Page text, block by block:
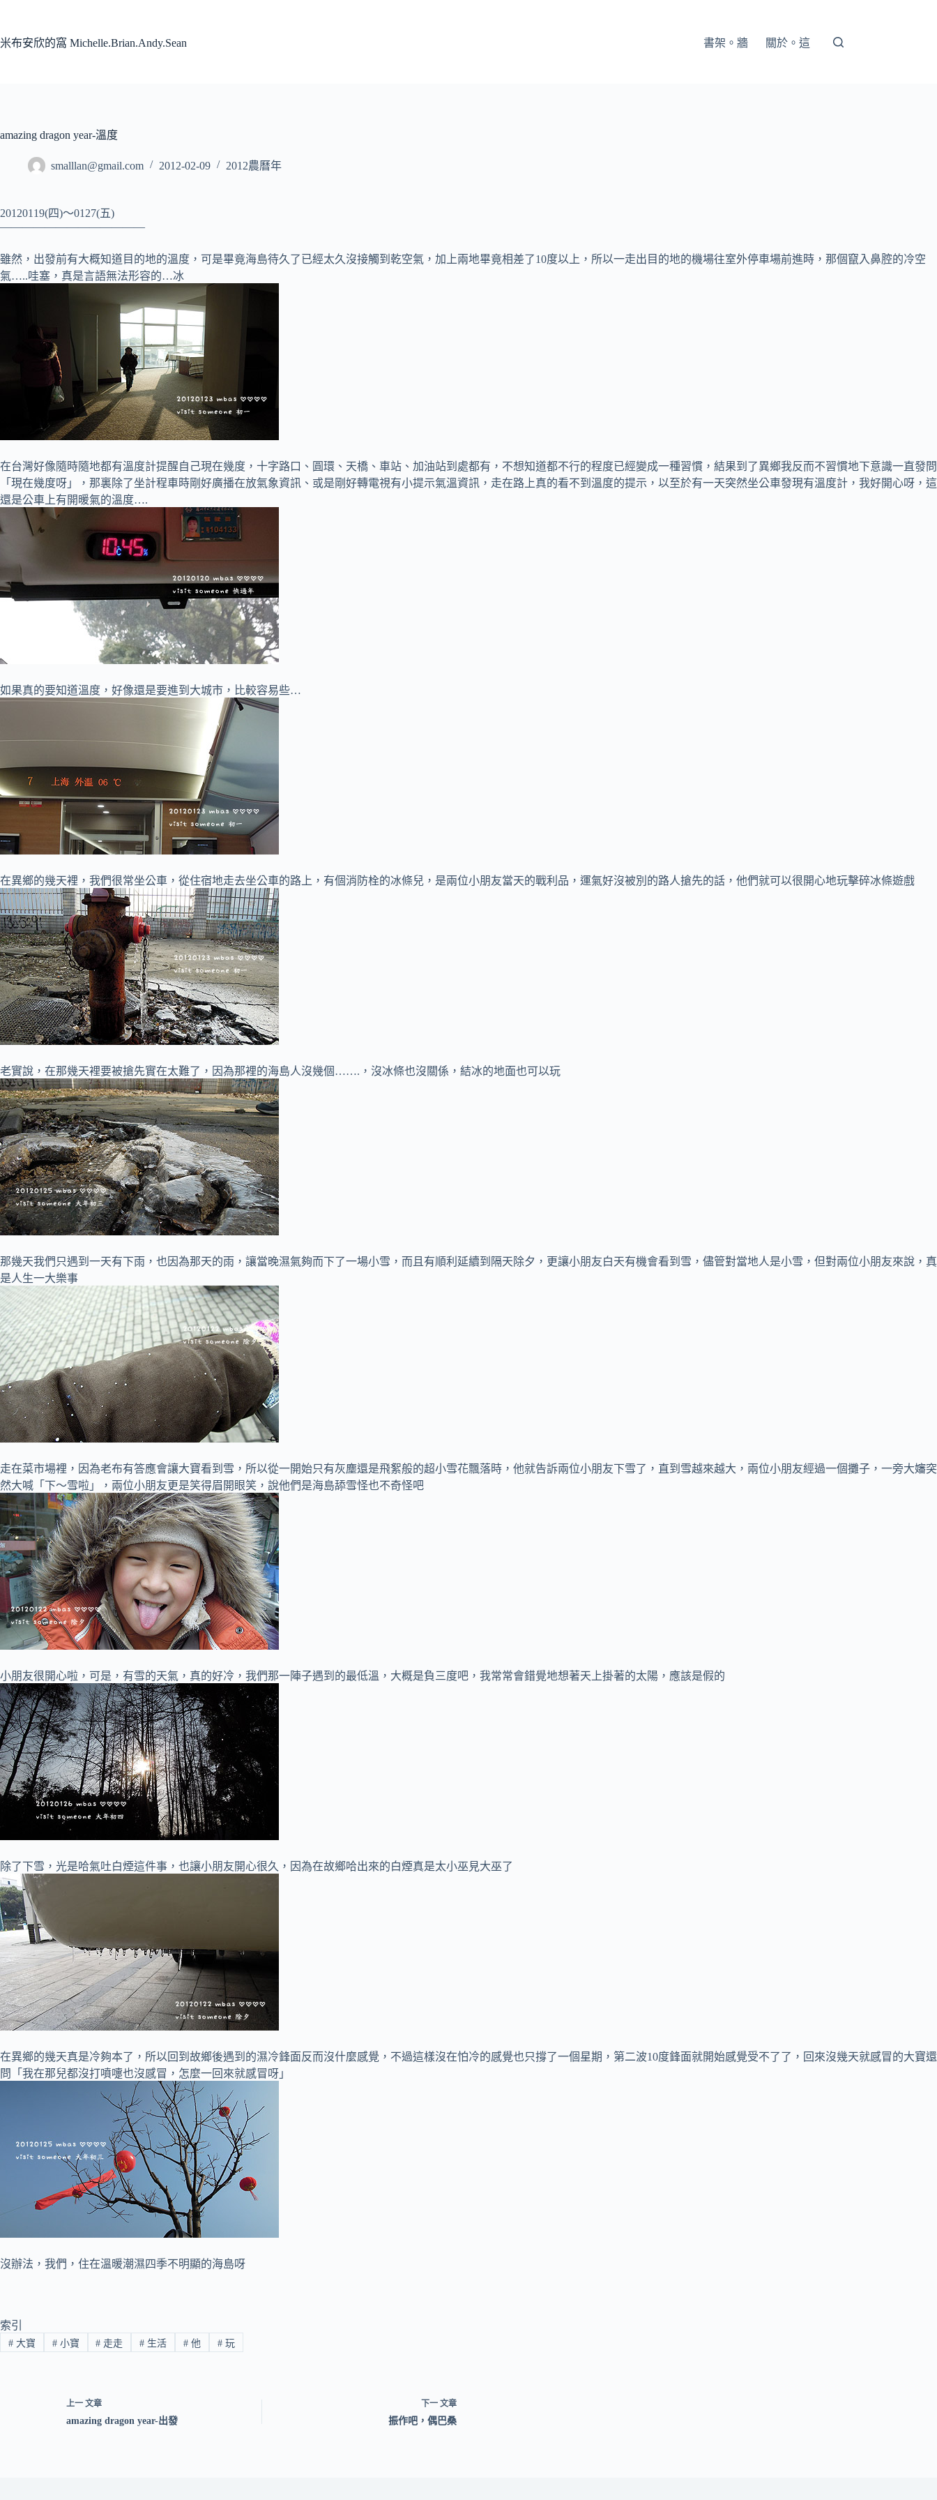
主
米布安欣的窩 Michelle.Brian.Andy.Sean 書架。牆 關於。這
amazing dragon year-溫度
smalllan@gmail.com 2012-02-09 2012農曆年
20120119(四)～0127(五)
—————————————
雖然，出發前有大概知道目的地的溫度，可是畢竟海島待久了已經太久沒接觸到乾空氣，加上兩地畢竟相差了10度以上，所以一走出目的地的機場往室外停車場前進時，那個竄入鼻腔的冷空
氣…..哇塞，真是言語無法形容的…冰
在台灣好像隨時隨地都有溫度計提醒自己現在幾度，十字路口、圓環、天橋、車站、加油站到處都有，不想知道都不行的程度已經變成一種習慣，結果到了異鄉我反而不習慣地下意識一直發問
「現在幾度呀」，那裏除了坐計程車時剛好廣播在放氣象資訊、或是剛好轉電視有小提示氣溫資訊，走在路上真的看不到溫度的提示，以至於有一天突然坐公車發現有溫度計，我好開心呀，這
還是公車上有開暖氣的溫度….
如果真的要知道溫度，好像還是要進到大城市，比較容易些…
在異鄉的幾天裡，我們很常坐公車，從住宿地走去坐公車的路上，有個消防栓的冰條兒，是兩位小朋友當天的戰利品，運氣好沒被別的路人搶先的話，他們就可以很開心地玩擊碎冰條遊戲
老實說，在那幾天裡要被搶先實在太難了，因為那裡的海島人沒幾個…….，沒冰條也沒關係，結冰的地面也可以玩
那幾天我們只遇到一天有下雨，也因為那天的雨，讓當晚濕氣夠而下了一場小雪，而且有順利延續到隔天除夕，更讓小朋友白天有機會看到雪，儘管對當地人是小雪，但對兩位小朋友來說，真
是人生一大樂事
走在菜市場裡，因為老布有答應會讓大寶看到雪，所以從一開始只有灰塵還是飛絮般的超小雪花飄落時，他就告訴兩位小朋友下雪了，直到雪越來越大，兩位小朋友經過一個攤子，一旁大嬸突
然大喊「下～雪啦」，兩位小朋友更是笑得眉開眼笑，說他們是海島舔雪怪也不奇怪吧
小朋友很開心啦，可是，有雪的天氣，真的好冷，我們那一陣子遇到的最低溫，大概是負三度吧，我常常會錯覺地想著天上掛著的太陽，應該是假的
除了下雪，光是哈氣吐白煙這件事，也讓小朋友開心很久，因為在故鄉哈出來的白煙真是太小巫見大巫了
在異鄉的幾天真是冷夠本了，所以回到故鄉後遇到的濕冷鋒面反而沒什麼感覺，不過這樣沒在怕冷的感覺也只撐了一個星期，第二波10度鋒面就開始感覺受不了了，回來沒幾天就感冒的大寶還
問「我在那兒都沒打噴嚏也沒感冒，怎麼一回來就感冒呀」
沒辦法，我們，住在溫暖潮濕四季不明顯的海島呀
索引
#大寶 #小寶 # 走走 # 生活 # 他 #玩
上一 文章
amazing dragon year-出發
下一 文章
振作吧，偶巴桑